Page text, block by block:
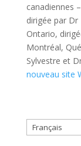
canadiennes
dirigée par
Ontario,
Montréal,
Sylvestre et
nouveau site
Choisir
une